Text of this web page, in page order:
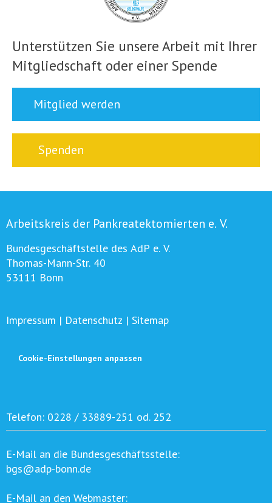
Unterstützen Sie unsere Arbeit mit Ihrer
Mitgliedschaft oder einer Spende
Mitglied werden
Spenden
Arbeitskreis der Pankreatektomierten e. V.
Bundesgeschäftstelle des AdP e. V.
Thomas-Mann-Str. 40
53111 Bonn
Impressum | Datenschutz | Sitemap
Cookie-Einstellungen anpassen
Telefon: 0228 / 33889-251 od. 252
E-Mail an die Bundesgeschäftsstelle:
bgs@adp-bonn.de
E-Mail an den Webmaster: